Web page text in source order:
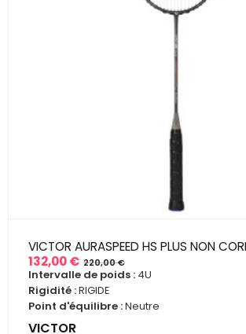
VICTOR AURASPEED HS PLUS NON
Prix
132,00 €
Prix
de
base
220,00 €
Intervalle de poids : 4U
Rigidité :RIGIDE
Point d'équilibre :Neutre
VICTOR